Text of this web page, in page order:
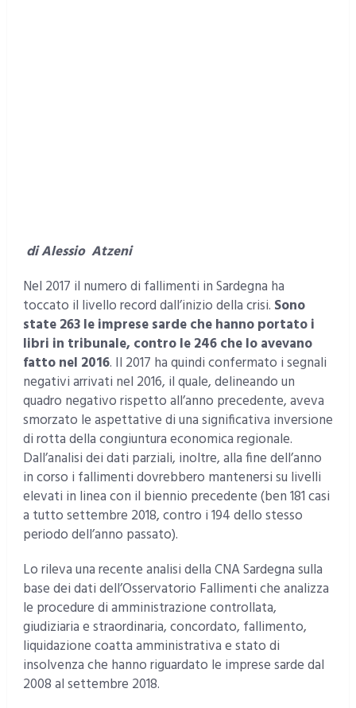
diAlessio Atzeni
Nel 2017 il numero di fallimenti in Sardegna ha
toccato il livello record dall’inizio della crisi. Sono
state 263 le imprese sarde che hanno portato i
libri in tribunale, contro le 246 che lo avevano
fatto nel 2016. Il 2017 ha quindi confermato i segnali
negativi arrivati nel 2016, il quale, delineando un
quadro negativo rispetto all’anno precedente, aveva
smorzato le aspettative di una significativa inversione
di rotta della congiuntura economica regionale.
Dall’analisi dei dati parziali, inoltre, alla fine dell’anno
in corso i fallimenti dovrebbero mantenersi su livelli
elevati in linea con il biennio precedente (ben 181 casi
a tutto settembre 2018, contro i 194 dello stesso
periodo dell’anno passato).
Lo rileva una recente analisi della CNA Sardegna sulla
base dei dati dell’Osservatorio Fallimenti che analizza
le procedure di amministrazione controllata,
giudiziaria e straordinaria, concordato, fallimento,
liquidazione coatta amministrativa e stato di
insolvenza che hanno riguardato le imprese sarde dal
2008 al settembre 2018.